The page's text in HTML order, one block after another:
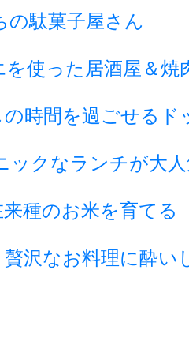
駄菓子屋さん
使った居酒屋＆焼
時間を過ごせるド
ックなランチが大
種のお米を育てる
沢なお料理に酔い